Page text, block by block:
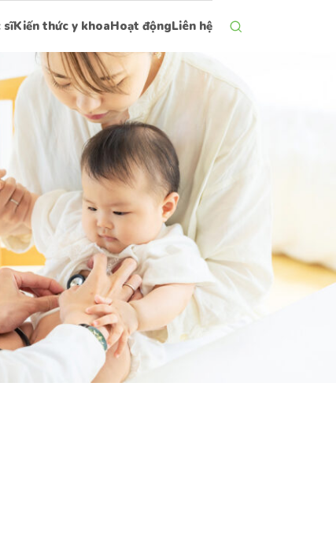
sĩKiến thức y khoaHoạt độngLiên hệ